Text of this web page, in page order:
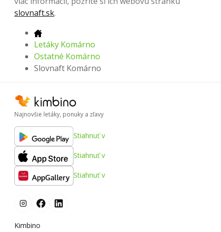
slovnaft.sk.
Letáky Komárno
Ostatné Komárno
Slovnaft Komárno
Najnovšie letáky, ponuky a zľavy
Stiahnuť v
Stiahnuť v
Stiahnuť v
Kimbino